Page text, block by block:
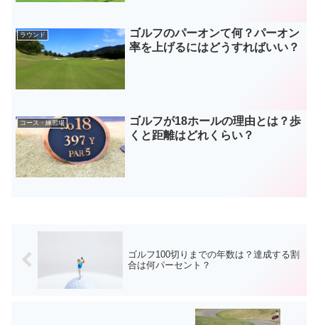
ラウンド
ゴルフのパーオンて何？パーオン
率を上げるにはどうすればいい？
コース・練習場
ゴルフが18ホールの理由とは？歩
くと距離はどれくらい？
ゴルフ100切りまでの年数は？達成する割
合は何パーセント？